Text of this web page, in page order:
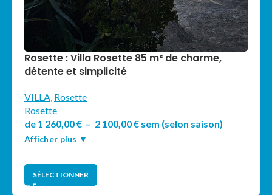
Rosette : Villa Rosette 85 m² de charme,
détente et simplicité
VILLA Rosette
Rosette
de 1 260,00€ – 2 100,00€ sem (selon saison)
Afficher plus ▼
SÉLECTIONNER